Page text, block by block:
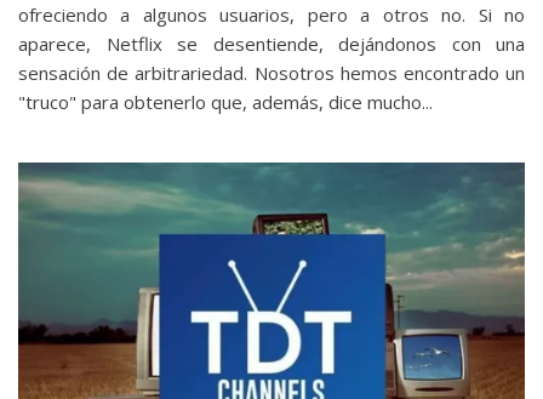
ofreciendo a algunos usuarios, pero a otros no. Si no
aparece, Netflix se desentiende, dejándonos con una
sensación de arbitrariedad. Nosotros hemos encontrado un
"truco" para obtenerlo que, además, dice mucho...